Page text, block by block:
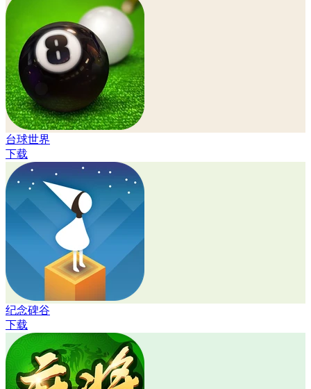
台球世界
下载
纪念碑谷
下载